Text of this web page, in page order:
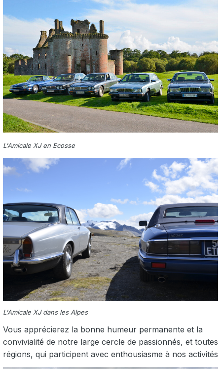
L'Amicale XJ en Ecosse
L'Amicale XJ dans les Alpes
Vous apprécierez la bonne humeur permanente et la
convivialité de notre large cercle de passionnés, et toutes
régions, qui participent avec enthousiasme à nos activités